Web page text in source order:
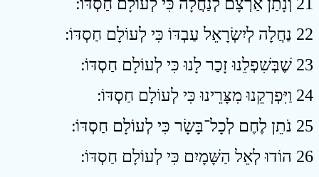
22 נַחֲלָה לְיִשְׂרָאֵל עַבְדּוֹ כִּי לְעוֹלָם חַסְדּוֹ ׃
23 שֶׁבְּשִׁפְלֵנוּ זָכַר לָנוּ כִּי לְעוֹלָם חַסְדּוֹ ׃
24 וַיִּפְרְקֵנוּ מִצָּרֵינוּ כִּי לְעוֹלָם חַסְדּוֹ ׃
25 נֹתֵן לֶחֶם לְכָל־בָּשָׂר כִּי לְעוֹלָם חַסְדּוֹ ׃
26 הוֹדוּ לְאֵל הַשָּׁמָיִם כִּי לְעוֹלָם חַסְדּוֹ ׃